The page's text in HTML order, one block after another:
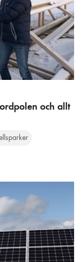
och allt